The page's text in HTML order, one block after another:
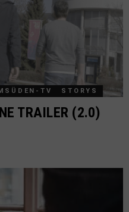
TV STORYS
TRAILER (2.0)